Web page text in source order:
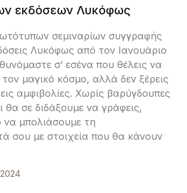
εκδόσεων Λυκόφως
σεμιναρίων συγγραφής
Λυκόφως από τον Ιανουάριο
σ’ εσένα που θέλεις να
μαγικό κόσμο, αλλά δεν ξέρεις
αμφιβολίες. Χωρίς βαρύγδουπες
θα σε διδάξουμε να γράφεις,
μπολιάσουμε τη
σου με στοιχεία που θα κάνουν